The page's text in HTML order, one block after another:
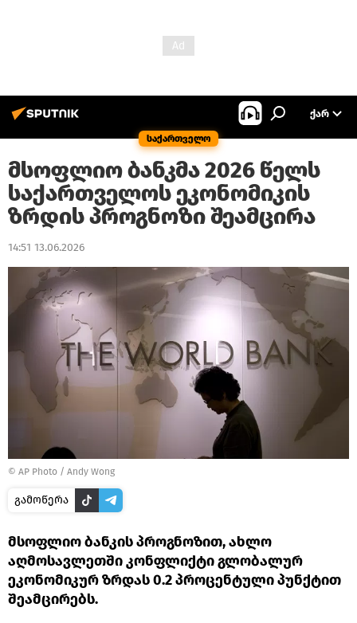
საქართველო
ᲥᲐᲠ
მსოფლიო ბანკმა 2026 წელს
საქართველოს ეკონომიკის
ზრდის პროგნოზი შეამცირა
14:51 13.06.2026
© AP Photo / Andy Wong
გამოწერა
მსოფლიო ბანკის პროგნოზით, ახლო
აღმოსავლეთში კონფლიქტი გლობალურ
ეკონომიკურ ზრდას 0.2 პროცენტული პუნქტით
შეამცირებს.